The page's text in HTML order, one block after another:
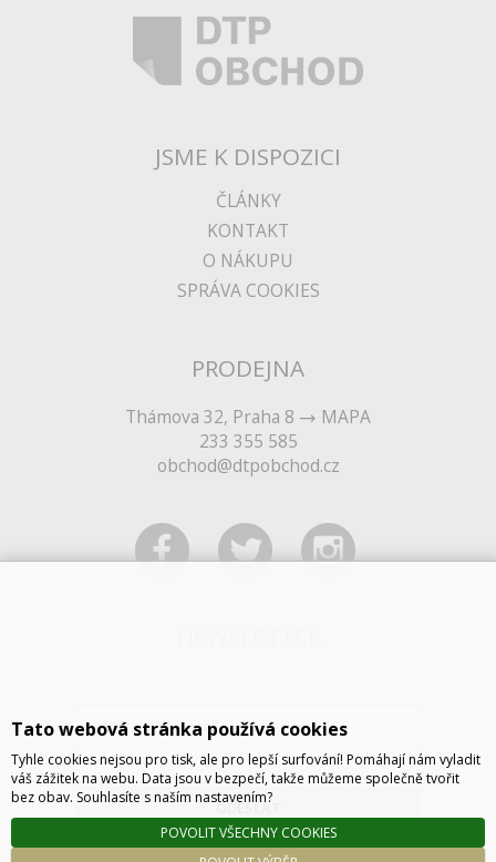
JSME K DISPOZICI
ČLÁNKY
KONTAKT
O NÁKUPU
SPRÁVA COOKIES
PRODEJNA
Thámova 32, Praha 8
MAPA
233 355 585
obchod@dtpobchod.cz
ODESLAT
Tato webová stránka používá cookies
Tyhle cookies nejsou pro tisk, ale pro lepší surfování! Pomáhají nám vyladit
váš zážitek na webu. Data jsou v bezpečí, takže můžeme společně tvořit
bez obav. Souhlasíte s naším nastavením?
POVOLIT VŠECHNY COOKIES